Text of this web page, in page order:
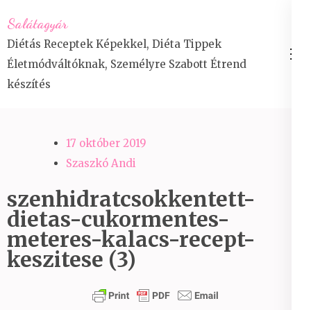
to
content
(Press
Enter)
Salátagyár
Diétás Receptek Képekkel, Diéta Tippek
Életmódváltóknak, Személyre Szabott Étrend
készítés
17 október 2019
Szaszkó Andi
szenhidratcsokkentett-
dietas-cukormentes-
meteres-kalacs-recept-
keszitese (3)